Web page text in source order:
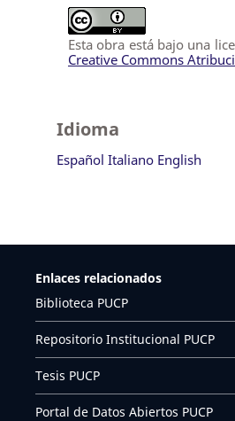
Esta obra está bajo una
Creative Commons
Idioma
Español Italiano English
Enlaces relacionados
Biblioteca PUCP
Repositorio Institucional PUCP
Tesis PUCP
Portal de Datos Abiertos PUCP